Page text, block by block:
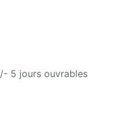
5 jours ouvrables